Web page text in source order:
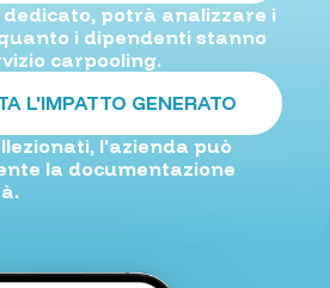
potrà analizzare i
i dipendenti stanno
carpooling.
L'IMPATTO GENERATO
l'azienda può
la documentazione